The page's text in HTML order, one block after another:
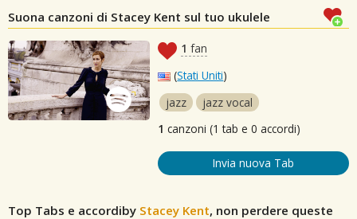
Suona canzoni di Stacey Kent sul tuo ukulele
1 fan
(Stati Uniti)
jazz
jazz vocal
1 canzoni (1 tab e 0 accordi)
Invia nuova Tab
Top Tabs e accordiby Stacey Kent, non perdere queste